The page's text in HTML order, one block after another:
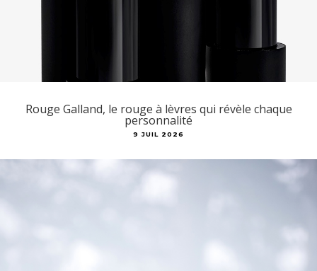
Rouge Galland, le rouge à lèvres qui révèle chaque
personnalité
9 JUIL 2026